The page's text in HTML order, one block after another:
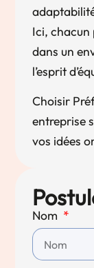
Ici, chacun
dans un
l’esprit
Choisir
entreprise
vos idées
Nom